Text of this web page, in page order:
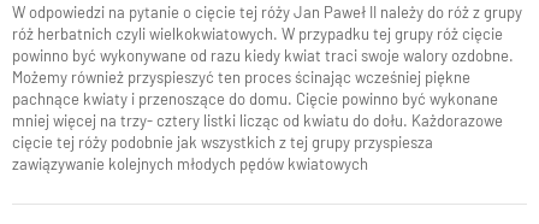
W odpowiedzi na pytanie o cięcie tej róży Jan Paweł II należy do róż z grupy
róż herbatnich czyli wielkokwiatowych. W przypadku tej grupy róż cięcie
powinno być wykonywane od razu kiedy kwiat traci swoje walory ozdobne.
Możemy również przyspieszyć ten proces ścinając wcześniej piękne
pachnące kwiaty i przenoszące do domu. Cięcie powinno być wykonane
mniej więcej na trzy- cztery listki licząc od kwiatu do dołu. Każdorazowe
cięcie tej róży podobnie jak wszystkich z tej grupy przyspiesza
zawiązywanie kolejnych młodych pędów kwiatowych